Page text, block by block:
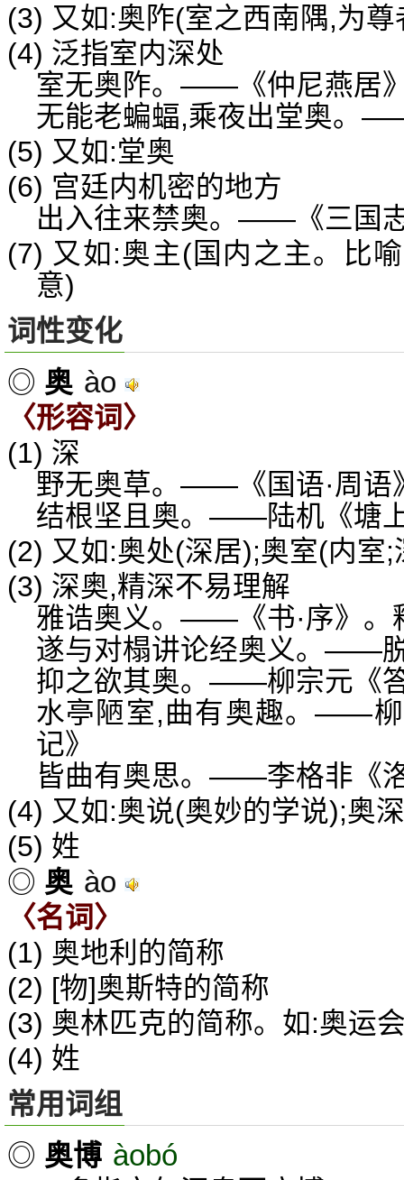
(3) 又如:奥阼(室之西南隅,为
(4) 泛指室内深处
室无奥阼。——《仲尼燕居
无能老蝙蝠,乘夜出堂奥。
(5) 又如:堂奥
(6) 宫廷内机密的地方
出入往来禁奥。——《三国
(7) 又如:奥主(国内之主。比
意)
词性变化
◎ 奥 ào
〈形容词〉
(1) 深
野无奥草。——《国语·周语
结根坚且奥。——陆机《塘
(2) 又如:奥处(深居);奥室(内室
(3) 深奥,精深不易理解
雅诰奥义。——《书·序》。
遂与对榻讲论经奥义。——
抑之欲其奥。——柳宗元《
水亭陋室,曲有奥趣。——
记》
皆曲有奥思。——李格非《
(4) 又如:奥说(奥妙的学说);奥
(5) 姓
◎ 奥 ào
〈名词〉
(1) 奥地利的简称
(2) [物]奥斯特的简称
(3) 奥林匹克的简称。如:奥运
(4) 姓
常用词组
◎ 奥博 àobó